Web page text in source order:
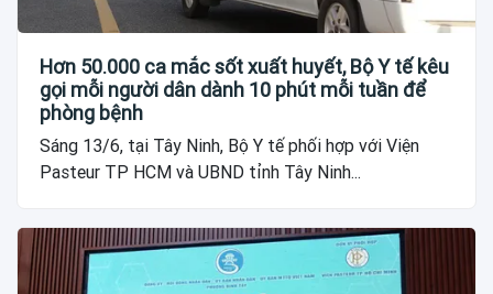
Hơn 50.000 ca mắc sốt xuất huyết, Bộ Y tế kêu
gọi mỗi người dân dành 10 phút mỗi tuần để
phòng bệnh
Sáng 13/6, tại Tây Ninh, Bộ Y tế phối hợp với Viện
Pasteur TP HCM và UBND tỉnh Tây Ninh...